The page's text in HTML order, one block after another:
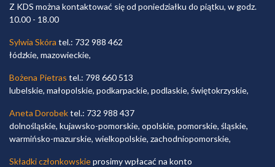
Z KDS można kontaktować się od poniedziałku do piątku, w godz.
10.00 - 18.00
Sylwia Skóra tel.: 732 988 462
łódzkie, mazowieckie,
Bożena Pietras tel.: 798 660 513
lubelskie, małopolskie, podkarpackie, podlaskie, świętokrzyskie,
Aneta Dorobektel.: 732 988 437
dolnośląskie, kujawsko-pomorskie, opolskie, pomorskie, śląskie,
warmińsko-mazurskie, wielkopolskie, zachodniopomorskie,
Składki członkowskieprosimy wpłacać na konto